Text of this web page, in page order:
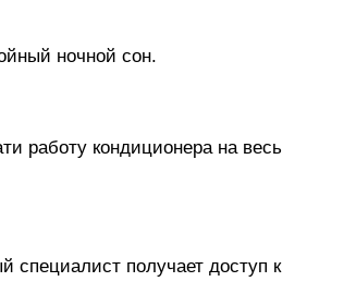
ночной сон.
работу кондиционера на весь
специалист получает доступ к